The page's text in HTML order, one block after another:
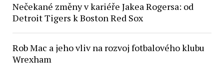
Nečekané změny v kariéře Jakea Rogersa: od
Detroit Tigers k Boston Red Sox
Rob Mac a jeho vliv na rozvoj fotbalového klubu
Wrexham